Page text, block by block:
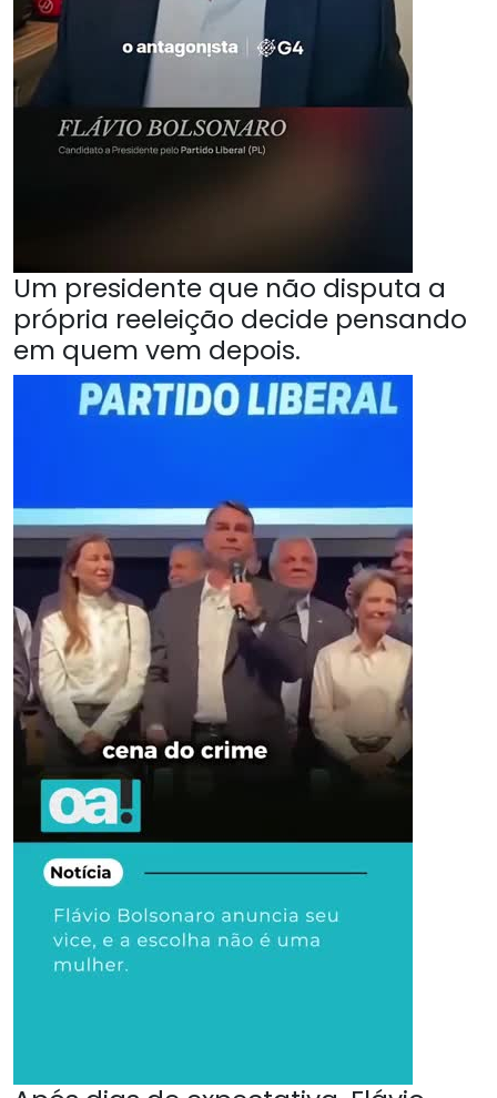
Um presidente que não disputa a
própria reeleição decide pensando
em quem vem depois.